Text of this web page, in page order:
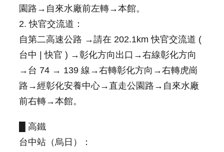
園路→自來水廠前左轉→本館。
2. 快官交流道：
自第二高速公路 →請在 202.1km 快官交流道 (
台中 | 快官 ) →彰化方向出口→右線彰化方向
→台 74 → 139 線→右轉彰化方向→右轉虎崗
路→經彰化安養中心→直走公園路→自來水廠
前右轉→本館。
█ 高鐵
台中站（烏日）：